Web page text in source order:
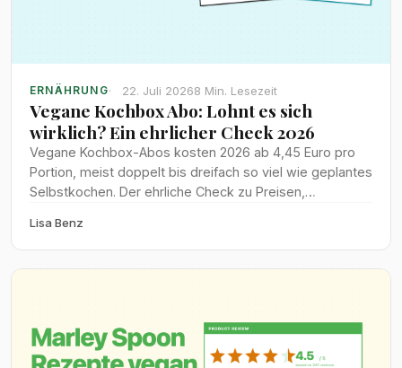
ERNÄHRUNG 22. Juli 20268 Min. Lesezeit
Vegane Kochbox Abo: Lohnt es sich
wirklich? Ein ehrlicher Check 2026
Vegane Kochbox-Abos kosten 2026 ab 4,45 Euro pro
Portion, meist doppelt bis dreifach so viel wie geplantes
Selbstkochen. Der ehrliche Check zu Preisen,
HelloFresh, Wyldr, Marley Spoon und Tischline.
Lisa Benz